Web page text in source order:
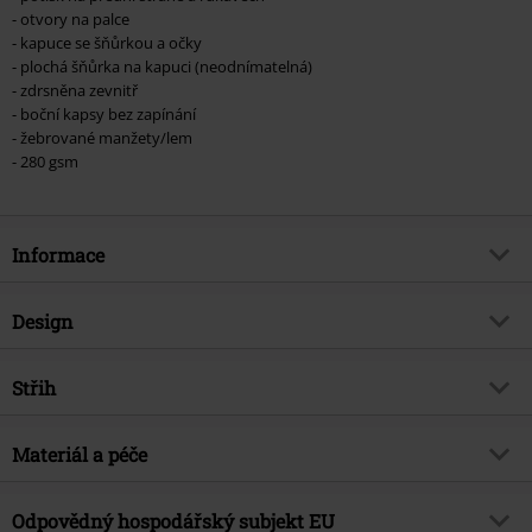
- otvory na palce
- kapuce se šňůrkou a očky
- plochá šňůrka na kapuci (neodnímatelná)
- zdrsněna zevnitř
- boční kapsy bez zapínání
- žebrované manžety/lem
- 280 gsm
Informace
Zboží č.
Exkluzivně
Licence
oficiálně licencovaný produkt
Design
Typ výrobku
Vytištěno
Tvar rukávu
Normální rukávy
Střih
Střih/vrchní díl
Materiál a péče
Vrchní materiál
65% bavlna, 35% polyester
Odpovědný hospodářský subjekt EU